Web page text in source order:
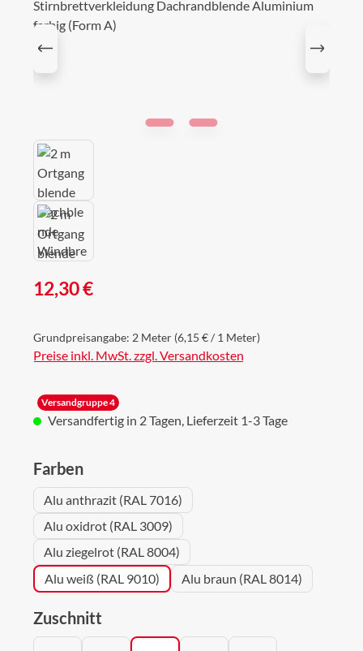
Regulärer Preis:
12,30 €
Grundpreisangabe: 2 Meter (6,15 € / 1 Meter)
Preise inkl. MwSt. zzgl. Versandkosten
Versandgruppe 4
Versandfertig in 2 Tagen, Lieferzeit 1-3 Tage
Farbenauswählen
Alu anthrazit (RAL 7016)
Alu oxidrot (RAL 3009)
Alu ziegelrot (RAL 8004)
Alu weiß (RAL 9010)
Alu braun (RAL 8014)
Zuschnitt